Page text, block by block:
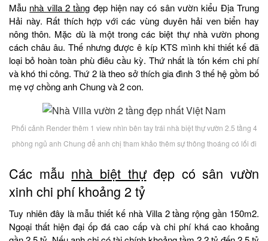
Mẫu nhà villa 2 tầng đẹp hiện nay có sân vườn kiểu Địa Trung
Hải này. Rất thích hợp với các vùng duyên hải ven biển hay
nông thôn. Mặc dù là một trong các biệt thự nhà vườn phong
cách châu âu. Thế nhưng được ê kíp KTS mình khi thiết kế đã
loại bỏ hoàn toàn phù điêu cầu kỳ. Thứ nhất là tốn kém chi phí
và khó thi công. Thứ 2 là theo sở thích gia đình 3 thế hệ gồm bố
mẹ vợ chồng anh Chung và 2 con.
Phối cảnh Render thêm 1 view nhìn bên tay trái nhà biệt thự vườn 2.5 tầng 4
phòng ngủ anh Chung để anh chị tham khảo thêm sự thông thoáng có lối đi
Các mẫu nhà biệt thựđẹp có sân vườn
xinh chi phí khoảng 2 tỷ
Tuy nhiên đây là mẫu thiết kế nhà Villa 2 tầng rộng gần 150m2.
Ngoại thất hiện đại ốp đá cao cấp và chi phí khá cao khoảng